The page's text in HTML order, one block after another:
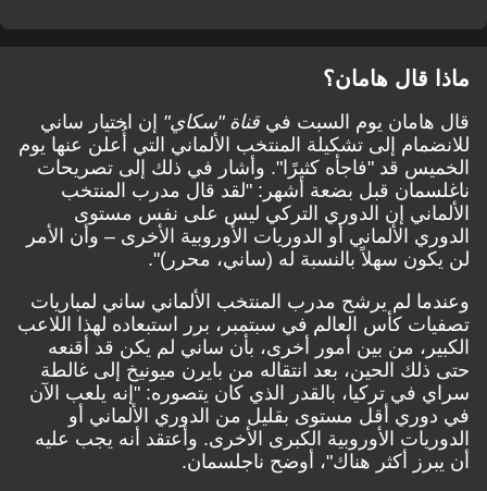
ماذا قال هامان؟
قال هامان يوم السبت في قناة "سكاي" إن اختيار ساني
للانضمام إلى تشكيلة المنتخب الألماني التي أُعلن عنها يوم
الخميس قد "فاجأه كثيرًا". وأشار في ذلك إلى تصريحات
ناغلسمان قبل بضعة أشهر: "لقد قال مدرب المنتخب
الألماني إن الدوري التركي ليس على نفس مستوى
الدوري الألماني أو الدوريات الأوروبية الأخرى – وأن الأمر
لن يكون سهلاً بالنسبة له (ساني، محرر)".
وعندما لم يرشح مدرب المنتخب الألماني ساني لمباريات
تصفيات كأس العالم في سبتمبر، برر استبعاده لهذا اللاعب
الكبير، من بين أمور أخرى، بأن ساني لم يكن قد أقنعه
حتى ذلك الحين، بعد انتقاله من بايرن ميونيخ إلى غالطة
سراي في تركيا، بالقدر الذي كان يتصوره: "إنه يلعب الآن
في دوري أقل مستوى بقليل من الدوري الألماني أو
الدوريات الأوروبية الكبرى الأخرى. وأعتقد أنه يجب عليه
أن يبرز أكثر هناك"، أوضح ناجلسمان.